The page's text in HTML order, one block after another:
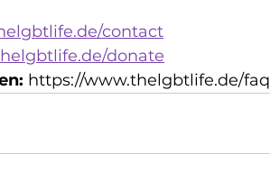
contact
donate
https://www.thelgbtlife.de/faq